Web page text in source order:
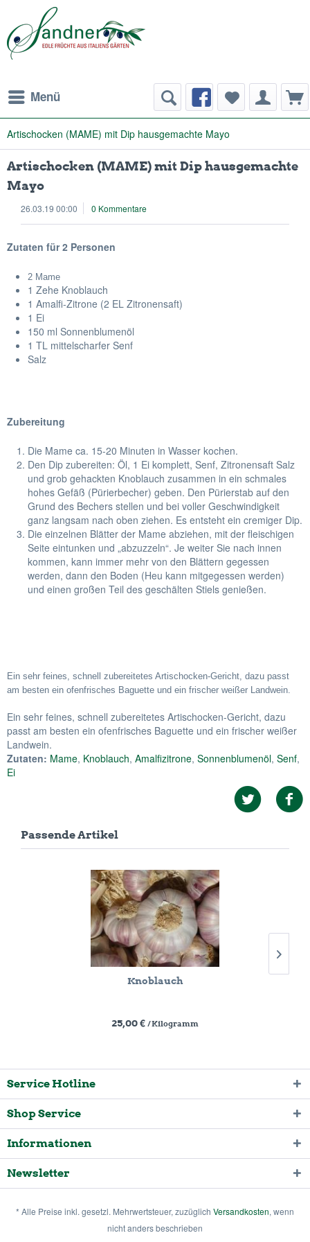
Menü
Artischocken (MAME) mit Dip hausgemachte Mayo
Artischocken (MAME) mit Dip hausgemachte
Mayo
26.03.19 00:00 0 Kommentare
Zutaten für 2 Personen
2 Mame
1 Zehe Knoblauch
1 Amalfi-Zitrone (2 EL Zitronensaft)
1 Ei
150 ml Sonnenblumenöl
1 TL mittelscharfer Senf
Salz
Zubereitung
Die Mame ca. 15-20 Minuten in Wasser kochen.
Den Dip zubereiten: Öl, 1 Ei komplett, Senf, Zitronensaft Salz
und grob gehackten Knoblauch zusammen in ein schmales
hohes Gefäß (Pürierbecher) geben. Den Pürierstab auf den
Grund des Bechers stellen und bei voller Geschwindigkeit
ganz langsam nach oben ziehen. Es entsteht ein cremiger Dip.
Die einzelnen Blätter der Mame abziehen, mit der fleischigen
Seite eintunken und „abzuzzeln“. Je weiter Sie nach innen
kommen, kann immer mehr von den Blättern gegessen
werden, dann den Boden (Heu kann mitgegessen werden)
und einen großen Teil des geschälten Stiels genießen.
Ein sehr feines, schnell zubereitetes Artischocken-Gericht, dazu passt
am besten ein ofenfrisches Baguette und ein frischer weißer Landwein.
Ein sehr feines, schnell zubereitetes Artischocken-Gericht, dazu
passt am besten ein ofenfrisches Baguette und ein frischer weißer
Landwein.
Zutaten: Mame, Knoblauch, Amalfizitrone, Sonnenblumenöl, Senf,
Ei
Passende Artikel
Knoblauch
25,00 € / Kilogramm
Service Hotline
Shop Service
Informationen
Newsletter
* Alle Preise inkl. gesetzl. Mehrwertsteuer, zuzüglich Versandkosten, wenn
nicht anders beschrieben